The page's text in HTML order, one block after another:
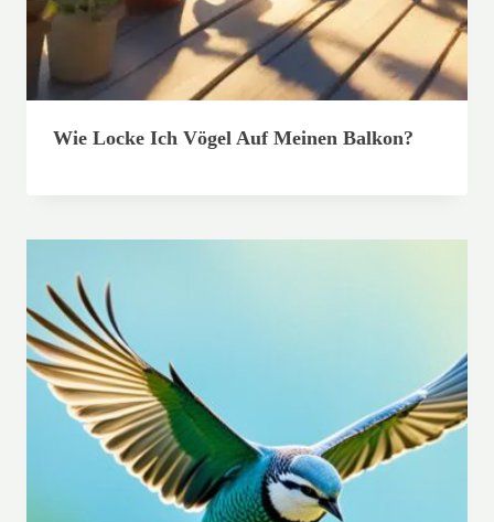
Wie Locke Ich Vögel Auf Meinen Balkon?